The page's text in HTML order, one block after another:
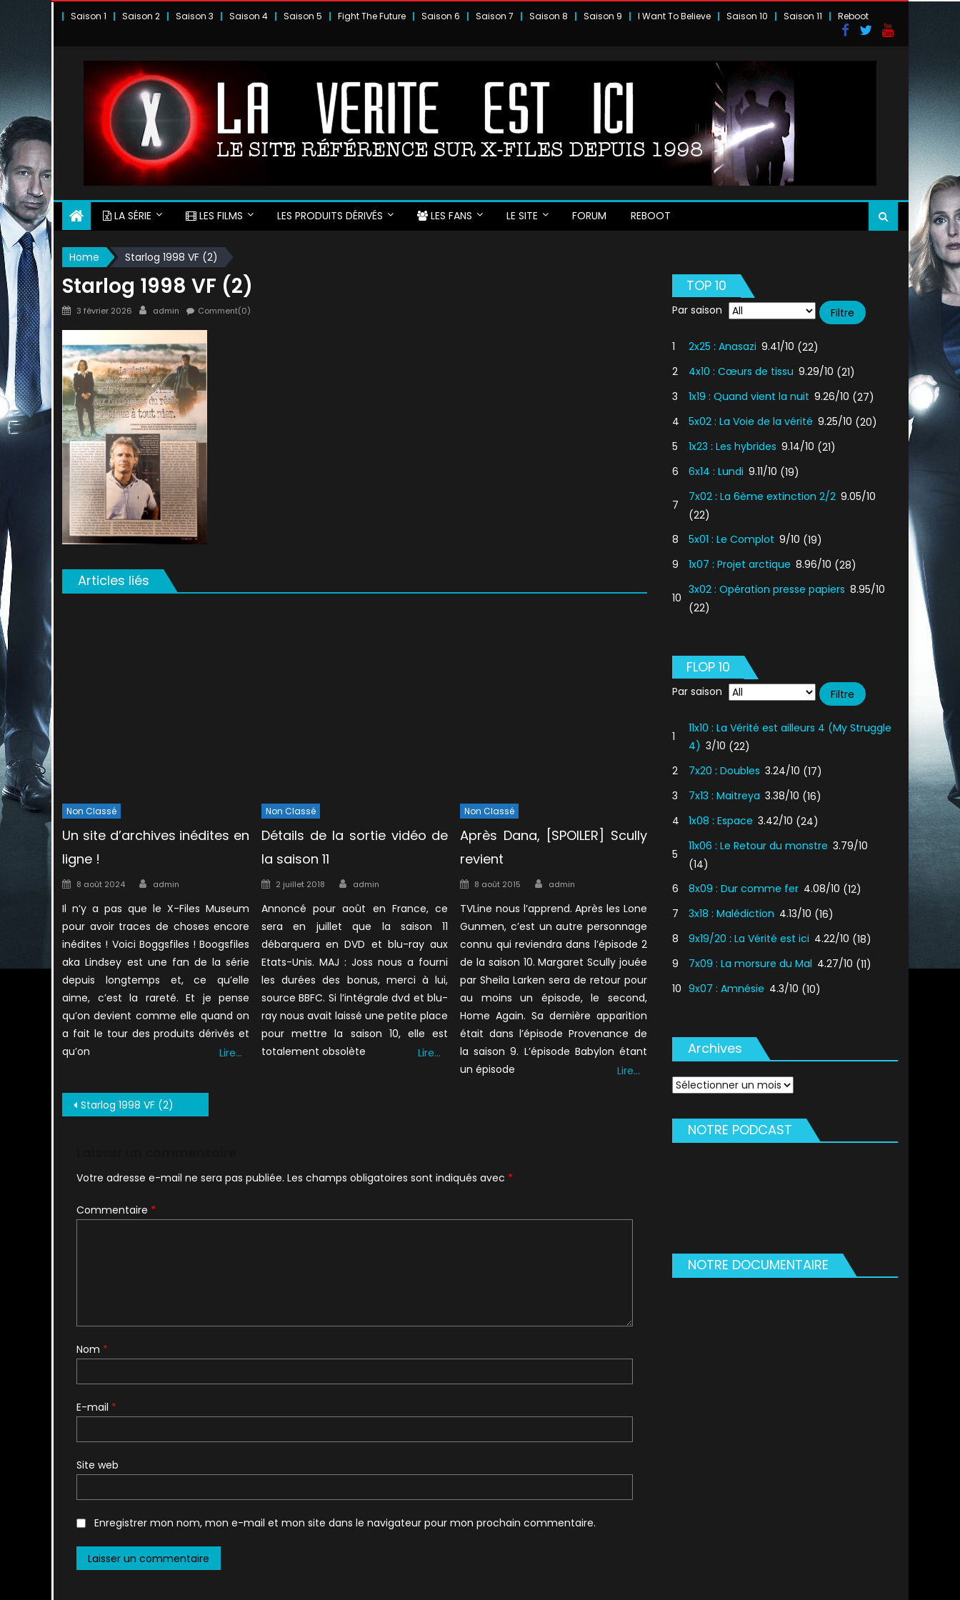
Saison 1 Saison 2 Saison 3 Saison 4 Saison 5 Fight The Future Saison 6 Saison 7 Saison 8 Saison 9 I Want To Believe Saison 10 Saison 11 Reboot
LA SÉRIE LES FILMS LES PRODUITS DÉRIVÉS LES FANS LE SITE FORUM REBOOT
Home Starlog 1998 VF (2)
Starlog 1998 VF (2)
Posted
3 février 2026 Author
admin Comment(0)
Articles liés
Non Classé
Un site d’archives inédites en
ligne !
Posted
8 août 2024 Author
admin
Il n’y a pas que le X-Files Museum
pour avoir traces de choses encore
inédites ! Voici Boggsfiles ! Boogsfiles
aka Lindsey est une fan de la série
depuis longtemps et, ce qu’elle
aime, c’est la rareté. Et je pense
qu’on devient comme elle quand on
a fait le tour des produits dérivés et
qu’on
Lire…
Non Classé
Détails de la sortie vidéo de
la saison 11
Posted
2 juillet 2018 Author
admin
Annoncé pour août en France, ce
sera en juillet que la saison 11
débarquera en DVD et blu-ray aux
Etats-Unis. MAJ : Joss nous a fourni
les durées des bonus, merci à lui,
source BBFC. Si l’intégrale dvd et blu-
ray nous avait laissé une petite place
pour mettre la saison 10, elle est
totalement obsolète
Lire…
Non Classé
Après Dana, [SPOILER] Scully
revient
Posted
8 août 2015 Author
admin
TVLine nous l’apprend. Après les Lone
Gunmen, c’est un autre personnage
connu qui reviendra dans l’épisode 2
de la saison 10. Margaret Scully jouée
par Sheila Larken sera de retour pour
au moins un épisode, le second,
Home Again. Sa dernière apparition
était dans l’épisode Provenance de
la saison 9. L’épisode Babylon étant
un épisode
Lire…
Navigation
Starlog 1998 VF (2)
Votre adresse e-mail ne sera pas publiée. Les champs obligatoires sont indiqués avec *
Commentaire *
Nom *
E-mail *
Site web
Enregistrer mon nom, mon e-mail et mon site dans le navigateur pour mon prochain commentaire.
TOP 10
Par saison
1 2x25 : Anasazi 9.41/10 (22)
2
4x10 : Cœurs de tissu 9.29/10 (21)
3
1x19 : Quand vient la nuit 9.26/10 (27)
4
5x02 : La Voie de la vérité 9.25/10 (20)
5
1x23 : Les hybrides 9.14/10 (21)
6
6x14 : Lundi 9.11/10 (19)
7
7x02 : La 6ème extinction 2/2 9.05/10
(22)
8
5x01 : Le Complot 9/10 (19)
9
1x07 : Projet arctique 8.96/10 (28)
10
3x02 : Opération presse papiers 8.95/10
(22)
FLOP 10
Par saison
1
11x10 : La Vérité est ailleurs 4 (My Struggle
4) 3/10 (22)
2
7x20 : Doubles 3.24/10 (17)
3
7x13 : Maitreya 3.38/10 (16)
4
1x08 : Espace 3.42/10 (24)
5
11x06 : Le Retour du monstre 3.79/10
(14)
6
8x09 : Dur comme fer 4.08/10 (12)
7
3x18 : Malédiction 4.13/10 (16)
8
9x19/20 : La Vérité est ici 4.22/10 (18)
9
7x09 : La morsure du Mal 4.27/10 (11)
10 9x07 : Amnésie 4.3/10 (10)
Archives
Archives
NOTRE PODCAST
NOTRE DOCUMENTAIRE